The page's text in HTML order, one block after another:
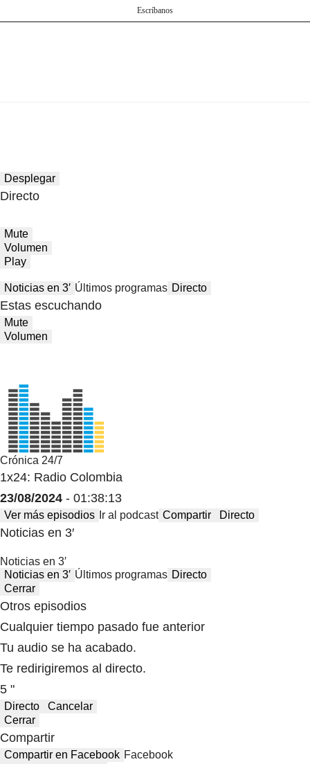
Escríbanos
Desplegar
Directo
Mute
Volumen
Play
Noticias en 3′ Últimos programas Directo
Estas escuchando
Mute
Volumen
Crónica 24/7
1x24: Radio Colombia
23/08/2024 - 01:38:13
Ver más episodios Ir al podcast Compartir Directo
Noticias en 3′
Noticias en 3′
Noticias en 3′ Últimos programas Directo
Cerrar
Otros episodios
Cualquier tiempo pasado fue anterior
Tu audio se ha acabado.
Te redirigiremos al directo.
5 "
Directo
Cancelar
Cerrar
Compartir
Compartir en Facebook Facebook